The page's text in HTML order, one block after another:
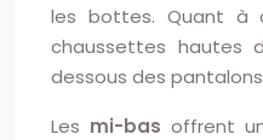
les bottes. Quant à
chaussettes hautes
dessous des
Les mi-bas offrent